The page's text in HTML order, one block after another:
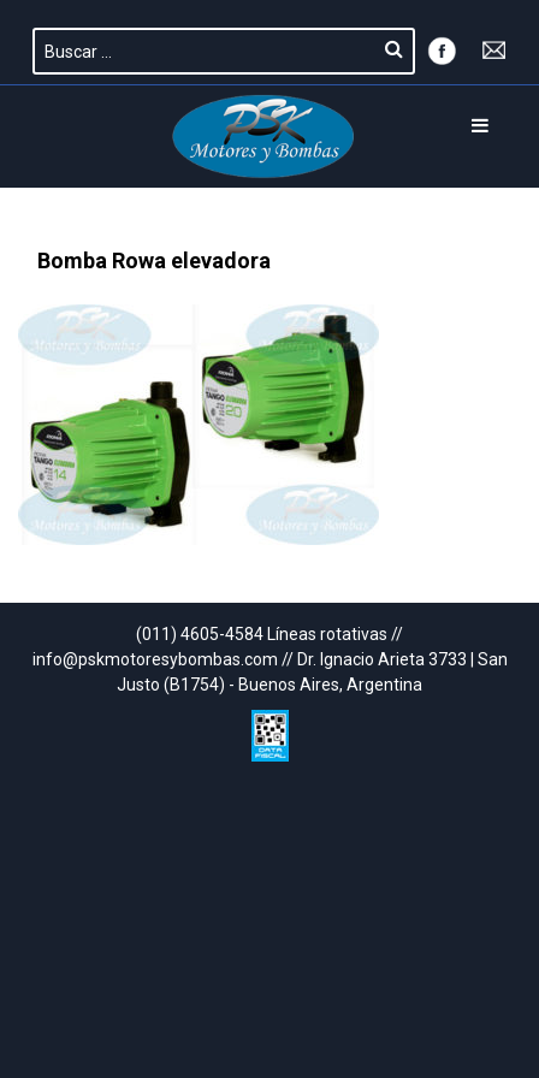
Bomba Rowa elevadora
(011) 4605-4584 Líneas rotativas //
info@pskmotoresybombas.com // Dr. Ignacio Arieta 3733 | San
Justo (B1754) - Buenos Aires, Argentina